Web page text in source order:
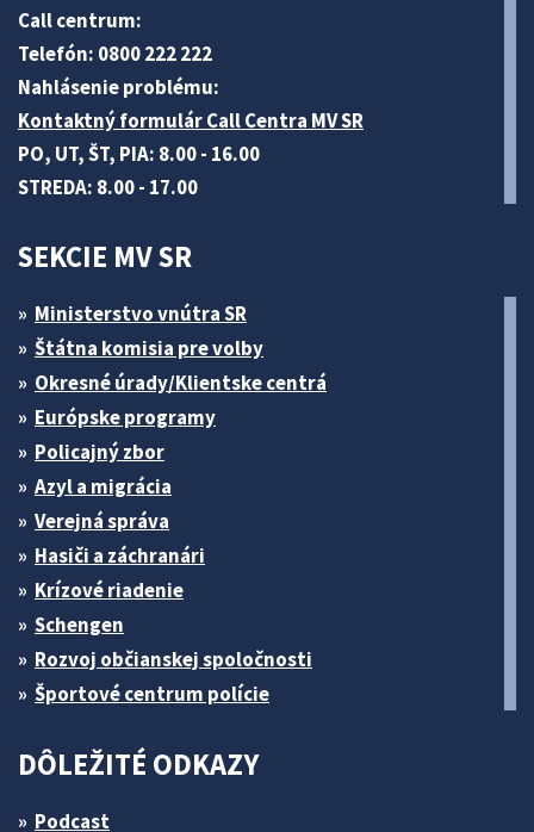
Call centrum:
Telefón: 0800 222 222
Nahlásenie problému:
Kontaktný formulár Call Centra MV SR
PO, UT, ŠT, PIA: 8.00 - 16.00
STREDA: 8.00 - 17.00
SEKCIE MV SR
Ministerstvo vnútra SR
Štátna komisia pre volby
Okresné úrady/Klientske centrá
Európske programy
Policajný zbor
Azyl a migrácia
Verejná správa
Hasiči a záchranári
Krízové riadenie
Schengen
Rozvoj občianskej spoločnosti
Športové centrum polície
DÔLEŽITÉ ODKAZY
Podcast